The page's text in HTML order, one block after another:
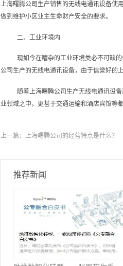
上海曙腾公司生产销售的无线电通讯设备使
做到维护小区业主生命财产安全的要求。
二、工业环境内
现如今在嘈杂的工业环境类必不可缺
公司生产的无线电通讯设备，由于信誉好的
随着上海曙腾公司生产无线电通讯设
业领域之中，更甚于交通运输和酒店宾馆等
上一篇： 上海曙腾公司的经营特点是什么？
推荐新闻